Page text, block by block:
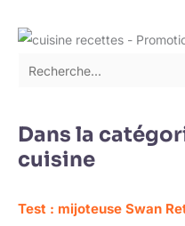
Dans la
cuisine
Test : mijoteuse Swan